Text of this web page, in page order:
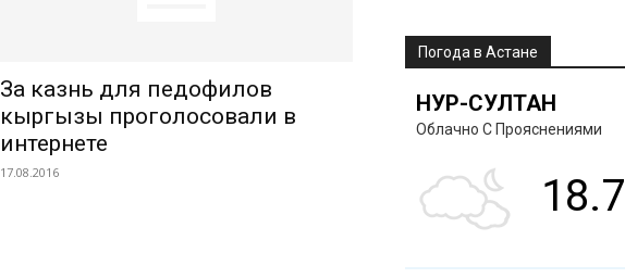
За казнь для педофилов
кыргызы проголосовали в
интернете
17.08.2016
Погода в Астане
НУР-СУЛТАН
Облачно С Прояснениями
18.7